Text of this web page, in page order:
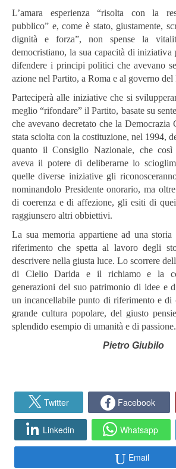
L’amara esperienza “risolta con la
pubblico” e, come è stato, giustamente,
dignità e forza”, non spense la
democristiano, la sua capacità di
difendere i principi politici che avevano
azione nel Partito, a Roma e al governo del
Parteciperà alle iniziative che si
meglio “rifondare” il Partito, basate su
che avevano decretato che la Democrazia
stata sciolta con la costituzione, nel 1994,
quanto il Consiglio Nazionale, che così
aveva il potere di deliberarne lo
quelle diverse iniziative gli
nominandolo Presidente onorario, ma
di coerenza e di affezione, gli esiti di
raggiunsero altri obbiettivi.
La sua memoria appartiene ad una
riferimento che spetta al lavoro degli
descrivere nella giusta luce. Lo scorrere
di Clelio Darida e il richiamo e la
generazioni del suo patrimonio di idee e
un incancellabile punto di riferimento e di
grande cultura popolare, del giusto
splendido esempio di umanità e di passione.
Pietro Giubilo
Twitter Facebook
Linkedin Whatsapp
Email